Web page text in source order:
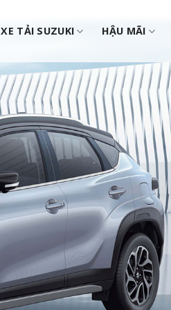
XE TẢI SUZUKI HẬU MÃI